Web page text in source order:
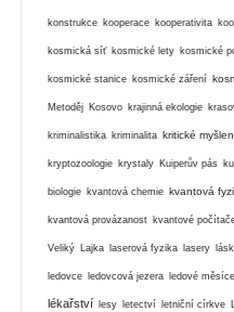
konstrukce kooperace kooperativita
kosmická síť kosmické lety kosmické
kosmické stanice kosmické záření
Metoděj Kosovo krajinná ekologie
kriminalistika kriminalita kritické
kryptozoologie krystaly Kuiperův pás
biologie kvantová chemie kvantová
kvantová provázanost kvantové
Veliký Lajka laserová fyzika lasery
ledovce ledovcová jezera ledové měsíce
lékařství lesy letectví letniční církve